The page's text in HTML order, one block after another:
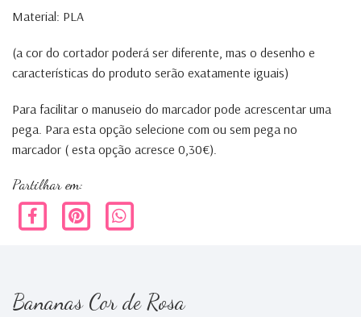
Material: PLA
(a cor do cortador poderá ser diferente, mas o desenho e
características do produto serão exatamente iguais)
Para facilitar o manuseio do marcador pode acrescentar uma
pega. Para esta opção selecione com ou sem pega no
marcador ( esta opção acresce 0,30€).
Partilhar em:
Bananas Cor de Rosa